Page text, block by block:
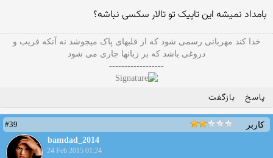
بامداد نمیشه این تاپیک تو تالار سکسی نباشه؟
خدا کند مهربانی رسمی شود که از قلبهای پاک میجوشد نه آنکه فریب و
دروغی باشد که بر زبانها جاری می شود
------------------
پاسخ بازگفت
کاربر
#39
bamdad_2014
24 Feb 2015 01:24